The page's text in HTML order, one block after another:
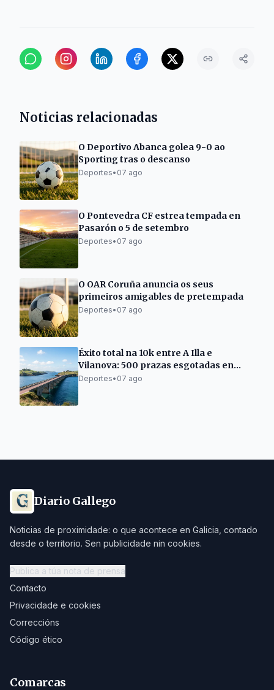
Noticias relacionadas
O Deportivo Abanca golea 9-0 ao
Sporting tras o descanso
Deportes• 07 ago
O Pontevedra CF estrea tempada en
Pasarón o 5 de setembro
Deportes• 07 ago
O OAR Coruña anuncia os seus
primeiros amigables de pretempada
Deportes• 07 ago
Éxito total na 10k entre A Illa e
Vilanova: 500 prazas esgotadas en
dous días
Deportes• 07 ago
Diario Gallego
Noticias de proximidade: o que acontece en Galicia, contado
desde o territorio. Sen publicidade nin cookies.
Publica a túa nota de prensa
Contacto
Privacidade e cookies
Correccións
Código ético
Comarcas